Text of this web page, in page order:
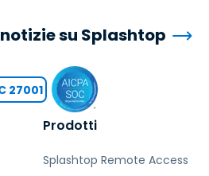
Prodotti
Splashtop Remote Access
su Splashtop
27001